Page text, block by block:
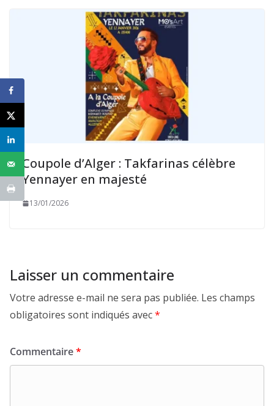
Coupole d’Alger : Takfarinas célèbre
Yennayer en majesté
13/01/2026
Laisser un commentaire
Votre adresse e-mail ne sera pas publiée. Les champs
obligatoires sont indiqués avec*
Commentaire*